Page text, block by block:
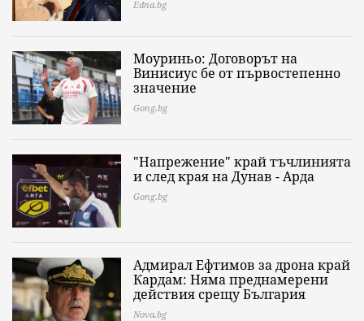
Edna.bg
Моуриньо: Договорът на
Винисиус бе от първостепенно
значение
Gong.bg
"Напрежение" край тъчлинията
и след края на Дунав - Арда
Gong.bg
Адмирал Ефтимов за дрона край
Кардам: Няма преднамерени
действия срещу България
Nova.bg